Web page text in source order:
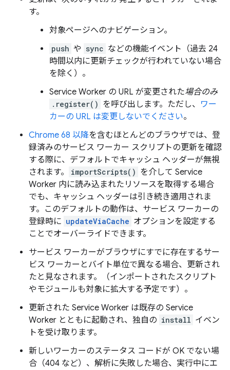
す。
対象ページへのナビゲーション。
push や sync などの機能イベント（過去 24
時間以内に更新チェックが行われていない場合
を除く）。
Service Worker の URL が変更された場合のみ
.register() を呼び出します。ただし、 ワー
カーの URL は変更しないでください。
Chrome 68 以降を含むほとんどのブラウザでは、登
録済みのサービス ワーカー スクリプトの更新を確認
する際に、デフォルトでキャッシュ ヘッダーが無視
されます。
importScripts() を介して Service
Worker 内に読み込まれたリソースを取得する場合
でも、キャッシュ ヘッダーは引き続き適用されま
す。このデフォルトの動作は、サービス ワーカーの
登録時に updateViaCache オプションを設定する
ことでオーバーライドできます。
サービス ワーカーがブラウザにすでに存在するサー
ビス ワーカーとバイト単位で異なる場合、更新され
たと見なされます。（インポートされたスクリプト
やモジュールも対象に拡大する予定です）。
更新された Service Worker は既存の Service
Worker とともに起動され、独自の install イベン
トを受け取ります。
新しいワーカーのステータス コードが OK でない場
合（404 など）、解析に失敗した場合、実行中にエ